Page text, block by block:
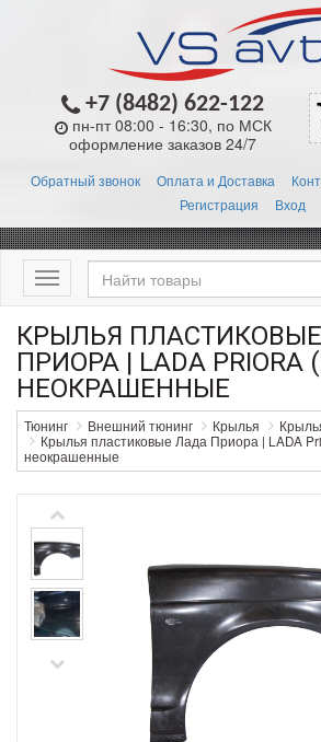
+7 (8482) 622-122
пн-пт 08:00 - 16:30, по МСК
оформление заказов 24/7
Обратный звонок Оплата и Доставка
Регистрация
Вход
Меню
КРЫЛЬЯ
ПРИОРА | LADA PRIORA
НЕОКРАШЕННЫЕ
Тюнинг Внешний тюнинг Крылья
Крылья пластиковые Лада Приора | LADA
неокрашенные